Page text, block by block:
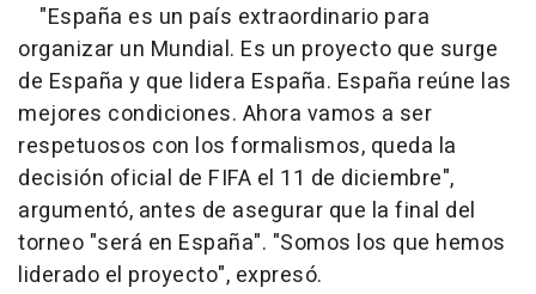
"España es un país extraordinario para
organizar un Mundial. Es un proyecto que surge
de España y que lidera España. España reúne las
mejores condiciones. Ahora vamos a ser
respetuosos con los formalismos, queda la
decisión oficial de FIFA el 11 de diciembre",
argumentó, antes de asegurar que la final del
torneo "será en España". "Somos los que hemos
liderado el proyecto", expresó.